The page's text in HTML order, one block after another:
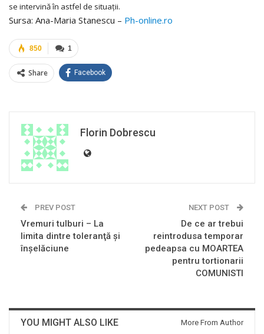
se intervină în astfel de situaţii.
Sursa: Ana-Maria Stanescu – Ph-online.ro
1
850
Share Facebook
Florin Dobrescu
PREV POST
Vremuri tulburi – La
limita dintre toleranţă şi
înşelăciune
NEXT POST
De ce ar trebui
reintrodusa temporar
pedeapsa cu MOARTEA
pentru tortionarii
COMUNISTI
YOU MIGHT ALSO LIKE More From Author